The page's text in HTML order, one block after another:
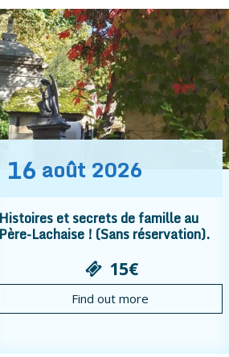
16 août 2026
Histoires et secrets de famille au
Père-Lachaise ! (Sans réservation).
15€
Find out more